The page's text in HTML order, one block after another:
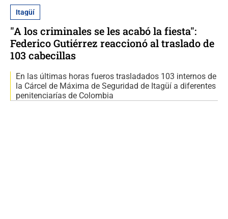
Itagüí
"A los criminales se les acabó la fiesta":
Federico Gutiérrez reaccionó al traslado de
103 cabecillas
En las últimas horas fueros trasladados 103 internos de
la Cárcel de Máxima de Seguridad de Itagüí a diferentes
penitenciarías de Colombia